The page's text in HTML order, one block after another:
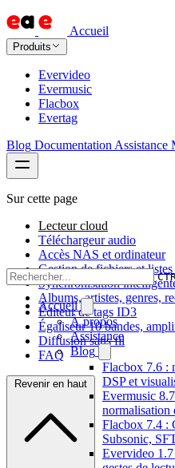
Accueil
Produits
Evervideo
Evermusic
Flacbox
Evertag
Blog Documentation Assistance
Accueil
À propos
Assistance
Blog
Flacbox 7.6 :
DSP et
Evermusic
normalisation
Flacbox 7.4 :
Subsonic,
Evervideo
Sur cette page
Lecteur cloud
Téléchargeur audio
Accès NAS et ordinateur
Gestion de fichiers et
Synchronisation
Albums, artistes, genres,
Éditeur de tags ID3
Égaliseur 10 bandes,
Diffusion sans fil
FAQ
Revenir en haut